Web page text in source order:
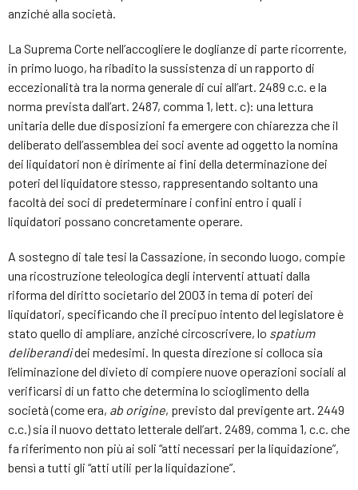
anziché alla società.
La Suprema Corte nell’accogliere le doglianze di parte ricorrente,
in primo luogo, ha ribadito la sussistenza di un rapporto di
eccezionalità tra la norma generale di cui all’art. 2489 c.c. e la
norma prevista dall’art. 2487, comma 1, lett. c): una lettura
unitaria delle due disposizioni fa emergere con chiarezza che il
deliberato dell’assemblea dei soci avente ad oggetto la nomina
dei liquidatori non è dirimente ai fini della determinazione dei
poteri del liquidatore stesso, rappresentando soltanto una
facoltà dei soci di predeterminare i confini entro i quali i
liquidatori possano concretamente operare.
A sostegno di tale tesi la Cassazione, in secondo luogo, compie
una ricostruzione teleologica degli interventi attuati dalla
riforma del diritto societario del 2003 in tema di poteri dei
liquidatori, specificando che il precipuo intento del legislatore è
stato quello di ampliare, anziché circoscrivere, lo spatium
deliberandidei medesimi. In questa direzione si colloca sia
l’eliminazione del divieto di compiere nuove operazioni sociali al
verificarsi di un fatto che determina lo scioglimento della
società (come era, ab origine, previsto dal previgente art. 2449
c.c.) sia il nuovo dettato letterale dell’art. 2489, comma 1, c.c. che
fa riferimento non più ai soli “atti necessari per la liquidazione”,
bensì a tutti gli “atti utili per la liquidazione”.